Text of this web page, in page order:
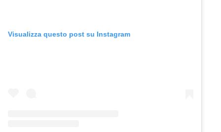
Visualizza questo post su Instagram